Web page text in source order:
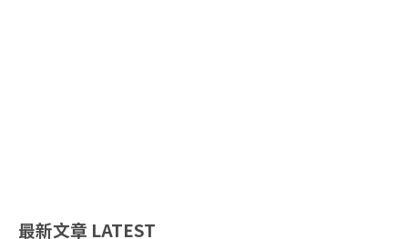
最新文章 LATEST